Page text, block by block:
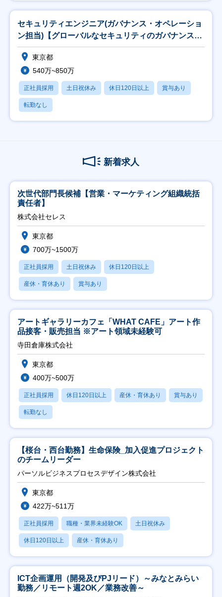
セキュリティエンジニア(ガバナンス・オペレーショ
ン担当)【グローバルなセキュリティのガバナンス設
計】
東京都
540万~850万
正社員採用 土日祝休み 休日120日以上 賞与あり
転勤なし
新着求人
次世代部門長候補【営業・マーケティング組織統括
責任者】
株式会社セレス
東京都
700万~1500万
正社員採用 土日祝休み 休日120日以上
産休・育休あり 賞与あり
アートギャラリーカフェ「WHAT CAFE」アート作
品接客・販売担当 ※アート領域未経験可
寺田倉庫株式会社
東京都
400万~500万
正社員採用 休日120日以上 産休・育休あり 賞与あり
転勤なし
【桜台・西台勤務】生命保険_加入促進プロジェクト
のチームリーダー
パーソルビジネスプロセスデザイン株式会社
東京都
422万~511万
正社員採用 職種・業界未経験OK 土日祝休み
休日120日以上 産休・育休あり
ICT企画運用（開発及びPJリード）～みなとみらい
勤務／リモート週2OK／業務改善～